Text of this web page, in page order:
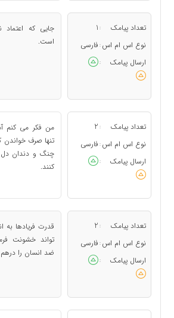
تعداد پیامک :
1
نوع اس ام اس : فارسی
ارسال پیامک
:
جایی كه
است.
تعداد پیامک :
2
نوع اس ام اس : فارسی
ارسال پیامک
:
من فكر می كنم
تنها صرف خواندن
چنگ و دندان دل
كنند.
تعداد پیامک :
2
نوع اس ام اس : فارسی
ارسال پیامک
:
قدرت فریادها
تواند خشونت
ضد انسان را